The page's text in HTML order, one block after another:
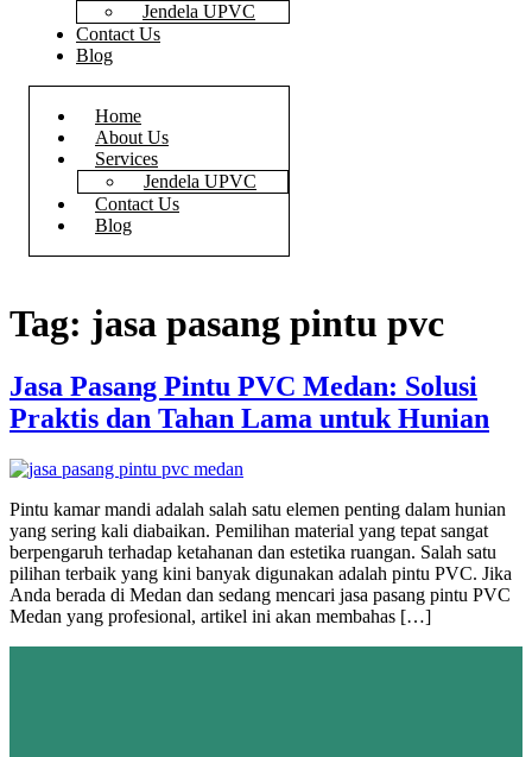
Jendela UPVC
Contact Us
Blog
Home
About Us
Services
Jendela UPVC
Contact Us
Blog
Tag: jasa pasang pintu pvc
Jasa Pasang Pintu PVC Medan: Solusi
Praktis dan Tahan Lama untuk Hunian
Pintu kamar mandi adalah salah satu elemen penting dalam hunian
yang sering kali diabaikan. Pemilihan material yang tepat sangat
berpengaruh terhadap ketahanan dan estetika ruangan. Salah satu
pilihan terbaik yang kini banyak digunakan adalah pintu PVC. Jika
Anda berada di Medan dan sedang mencari jasa pasang pintu PVC
Medan yang profesional, artikel ini akan membahas […]